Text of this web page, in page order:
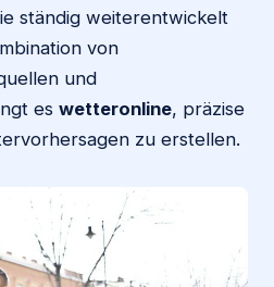
ständig weiterentwickelt
von
und
es wetteronline, präzise
zu erstellen.